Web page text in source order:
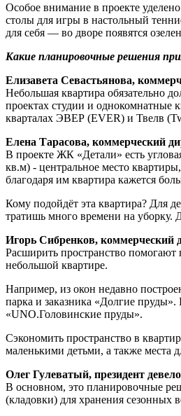
Особое внимание в проекте
столы для игры в настольный
для себя — во дворе появятся
Какие планировочные решения
Елизавета Севастьянова,
Небольшая квартира обязательно
проектах студии и однокомнатные
кварталах ЭВЕР (EVER) и Твелв
Елена Тарасова, коммерческий
В проекте ЖК «Детали» есть
кв.м) - центральное место
благодаря им квартира кажется
Кому подойдёт эта квартира? Для
тратишь много времени на уборку.
Игорь Сибренков, коммерческий
Расширить пространство
небольшой квартире.
Например, из окон недавно
парка и заказника «Долгие
«UNO.Головинские пруды».
Сэкономить пространство в
маленькими детьми, а также места
Олег Гулеватый, президент
В основном, это планировочные
(кладовки) для хранения сезонных